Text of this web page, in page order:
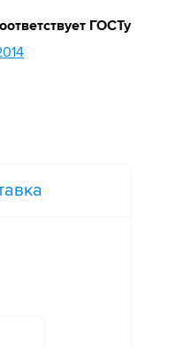
ГОСТу